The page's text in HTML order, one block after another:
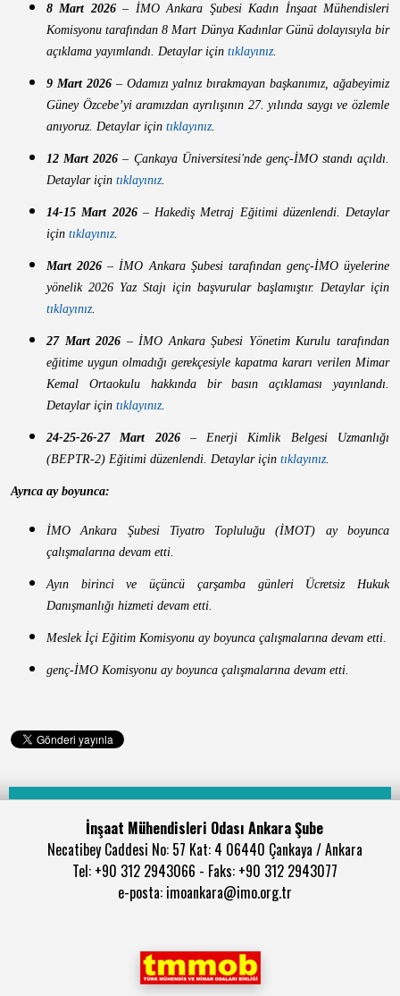
8 Mart 2026– İMO Ankara Şubesi Kadın İnşaat Mühendisleri
Komisyonu tarafından 8 Mart Dünya Kadınlar Günü dolayısıyla bir
açıklama yayımlandı. Detaylar için tıklayınız.
9 Mart 2026 – Odamızı yalnız bırakmayan başkanımız, ağabeyimiz
Güney Özcebe’yi aramızdan ayrılışının 27. yılında saygı ve özlemle
anıyoruz. Detaylar için tıklayınız.
12 Mart 2026– Çankaya Üniversitesi'nde genç-İMO standı açıldı.
Detaylar için tıklayınız.
14-15 Mart 2026 – Hakediş Metraj Eğitimi düzenlendi. Detaylar
için tıklayınız.
Mart 2026– İMO Ankara Şubesi tarafından genç-İMO üyelerine
yönelik 2026 Yaz Stajı için başvurular başlamıştır. Detaylar için
tıklayınız.
27 Mart 2026 – İMO Ankara Şubesi Yönetim Kurulu tarafından
eğitime uygun olmadığı gerekçesiyle kapatma kararı verilen Mimar
Kemal Ortaokulu hakkında bir basın açıklaması yayınlandı.
Detaylar için tıklayınız.
24-25-26-27 Mart 2026 – Enerji Kimlik Belgesi Uzmanlığı
(BEPTR-2) Eğitimi düzenlendi. Detaylar için tıklayınız.
Ayrıca ay boyunca:
İMO Ankara Şubesi Tiyatro Topluluğu (İMOT) ay boyunca
çalışmalarına devam etti.
Ayın birinci ve üçüncü çarşamba günleri Ücretsiz Hukuk
Danışmanlığı hizmeti devam etti.
Meslek İçi Eğitim Komisyonu ay boyunca çalışmalarına devam etti.
genç-İMO Komisyonu ay boyunca çalışmalarına devam etti.
İnşaat Mühendisleri Odası Ankara Şube
Necatibey Caddesi No: 57 Kat: 4 06440 Çankaya / Ankara
Tel: +90 312 2943066 - Faks: +90 312 2943077
e-posta: imoankara@imo.org.tr